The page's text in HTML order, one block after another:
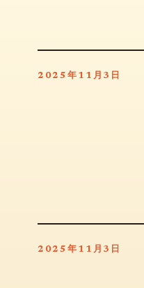
2025年11月3日
2025年11月3日